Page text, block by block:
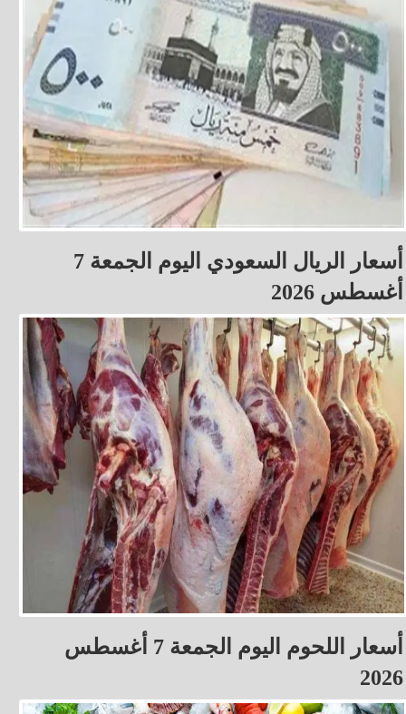
أسعار الريال السعودي اليوم الجمعة 7
أغسطس 2026
أسعار اللحوم اليوم الجمعة 7 أغسطس
2026